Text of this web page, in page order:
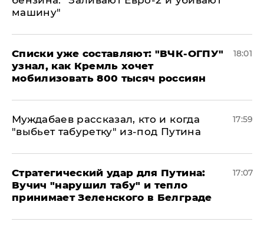
машину"
Списки уже составляют: "ВЧК-ОГПУ"
узнал, как Кремль хочет
мобилизовать 800 тысяч россиян
18:01
Муждабаев рассказал, кто и когда
"выбьет табуретку" из-под Путина
17:59
Стратегический удар для Путина:
Вучич "нарушил табу" и тепло
принимает Зеленского в Белграде
17:07